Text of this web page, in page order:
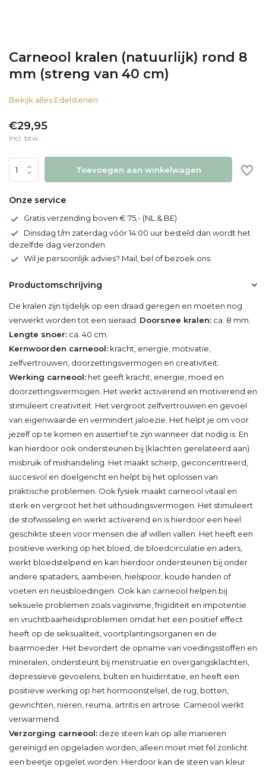
Carneool kralen (natuurlijk) rond 8
mm (streng van 40 cm)
Bekijk alles Edelstenen
€29,95
Incl. btw
Toevoegen aan winkelwagen
Onze service
Gratis verzending boven € 75,- (NL & BE)
Dinsdag t/m zaterdag vóór 14:00 uur besteld dan wordt het
dezelfde dag verzonden.
Wil je persoonlijk advies? Mail, bel of bezoek ons.
Productomschrijving
De kralen zijn tijdelijk op een draad geregen en moeten nog
verwerkt worden tot een sieraad. Doorsnee kralen: ca. 8 mm.
Lengte snoer: ca. 40 cm.
Kernwoorden carneool: kracht, energie, motivatie,
zelfvertrouwen, doorzettingsvermogen en creativiteit.
Werking carneool: het geeft kracht, energie, moed en
doorzettingsvermogen. Het werkt activerend en motiverend en
stimuleert creativiteit. Het vergroot zelfvertrouwen en gevoel
van eigenwaarde en vermindert jaloezie. Het helpt je om voor
jezelf op te komen en assertief te zijn wanneer dat nodig is. En
kan hierdoor ook ondersteunen bij (klachten gerelateerd aan)
misbruik of mishandeling. Het maakt scherp, geconcentreerd,
succesvol en doelgericht en helpt bij het oplossen van
praktische problemen. Ook fysiek maakt carneool vitaal en
sterk en vergroot het het uithoudingsvermogen. Het stimuleert
de stofwisseling en werkt activerend en is hierdoor een heel
geschikte steen voor mensen die af willen vallen. Het heeft een
positieve werking op het bloed, de bloedcirculatie en aders,
werkt bloedstelpend en kan hierdoor ondersteunen bij onder
andere spataders, aambeien, hielspoor, koude handen of
voeten en neusbloedingen. Ook kan carneool helpen bij
seksuele problemen zoals vaginisme, frigiditeit en impotentie
en vruchtbaarheidsproblemen omdat het een positief effect
heeft op de seksualiteit, voortplantingsorganen en de
baarmoeder. Het bevordert de opname van voedingsstoffen en
mineralen, ondersteunt bij menstruatie en overgangsklachten,
depressieve gevoelens, bulten en huidirritatie, en heeft een
positieve werking op het hormoonstelsel, de rug, botten,
gewrichten, nieren, reuma, artritis en artrose. Carneool werkt
verwarmend.
Verzorging carneool: deze steen kan op alle manieren
gereinigd en opgeladen worden, alleen moet met fel zonlicht
een beetje opgelet worden. Hierdoor kan de steen van kleur